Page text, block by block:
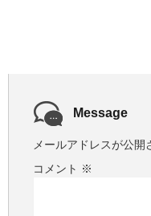
Message
メールアドレスが公開
コメント ※